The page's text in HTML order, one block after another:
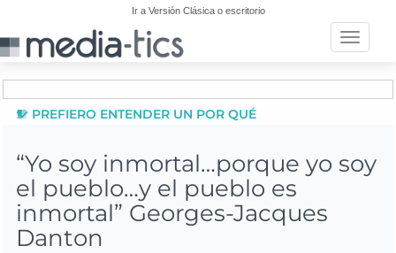
Ir a Versión Clásica o escritorio
Toggle
PREFIERO ENTENDER UN POR QUÉ
“Yo soy inmortal…porque yo soy
el pueblo…y el pueblo es
inmortal” Georges-Jacques
Danton